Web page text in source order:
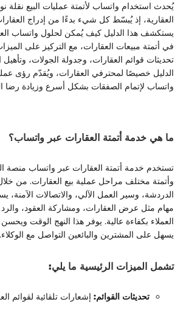
يُحدث استخدام واتساب لأتمتة عمليات البيع نقلة
العقارية، إذ يُبسّط كل شيء بدءًا من إدراج
يستكشف هذا الدليل كيف يُمكن لحلول واتساب
في أتمتة مبيعات العقارات، مع التركيز على
تحديثات قوائم العقارات، وجدولة الجولات،
الدليل خصيصًا لمحترفي العقارات، ويُقدّم رؤى
واتساب لإتمام الصفقات بشكل أسرع وزيادة رضا
ما هي خدمة أتمتة العقارات عبر واتساب؟
تستخدم خدمة أتمتة العقارات عبر واتساب منصة
وأتمتة مختلف مراحل عملية بيع العقارات. من
الدردشة، وسير العمل الآلي، والاتصالات الآمنة،
مهام مثل عرض العقارات، ومشاركة العقود،
العملاء بكفاءة عالية. يوفر هذا النهج الوقت ويحسن
يسهل على المشترين والبائعين التواصل مع الوكلاء.
تشمل الميزات الرئيسية ما يلي:
تحديثات القوائم: إشعارات تلقائية لقوائم